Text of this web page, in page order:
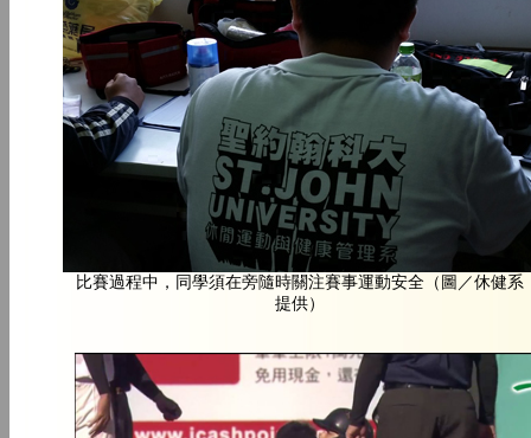
比賽過程中，同學須在旁隨時關注賽事運動安全（圖／休健系
提供）